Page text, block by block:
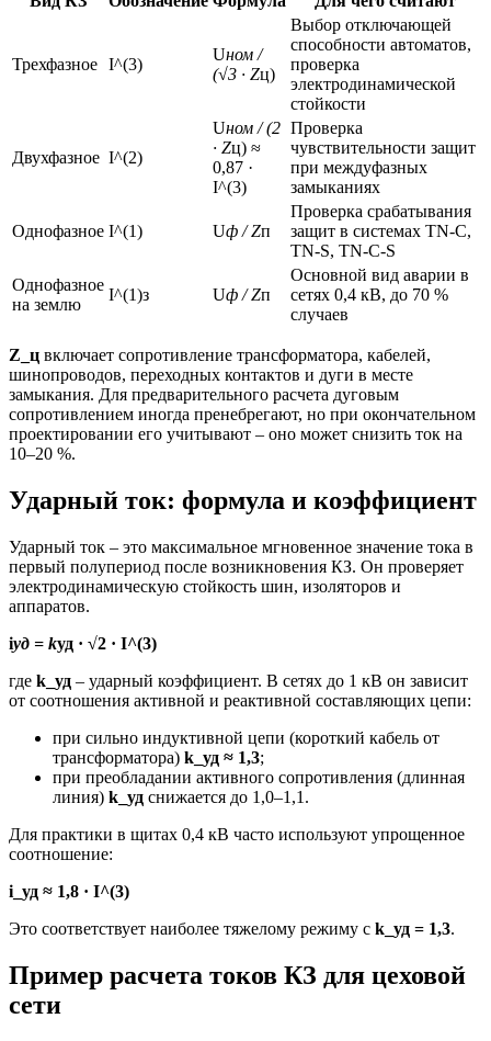
Трехфазное I^(3)
Uном /
(√3 · Zц)
Выбор отключающей
способности автоматов,
проверка
электродинамической
стойкости
Двухфазное I^(2)
Uном / (2
· Zц) ≈
0,87 ·
I^(3)
Проверка
чувствительности защит
при междуфазных
замыканиях
Однофазное I^(1) Uф / Zп
Проверка срабатывания
защит в системах TN-C,
TN-S, TN-C-S
Однофазное
на землю
I^(1)з Uф / Zп
Основной вид аварии в
сетях 0,4 кВ, до 70 %
случаев
Z_ц включает сопротивление трансформатора, кабелей,
шинопроводов, переходных контактов и дуги в месте
замыкания. Для предварительного расчета дуговым
сопротивлением иногда пренебрегают, но при окончательном
проектировании его учитывают – оно может снизить ток на
10–20 %.
Ударный ток: формула и коэффициент
Ударный ток – это максимальное мгновенное значение тока в
первый полупериод после возникновения КЗ. Он проверяет
электродинамическую стойкость шин, изоляторов и
аппаратов.
iуд = kуд · √2 · I^(3)
где k_уд – ударный коэффициент. В сетях до 1 кВ он зависит
от соотношения активной и реактивной составляющих цепи:
при сильно индуктивной цепи (короткий кабель от
трансформатора) k_уд ≈ 1,3;
при преобладании активного сопротивления (длинная
линия) k_уд снижается до 1,0–1,1.
Для практики в щитах 0,4 кВ часто используют упрощенное
соотношение:
i_уд ≈ 1,8 · I^(3)
Это соответствует наиболее тяжелому режиму с k_уд = 1,3.
Пример расчета токов КЗ для цеховой
сети